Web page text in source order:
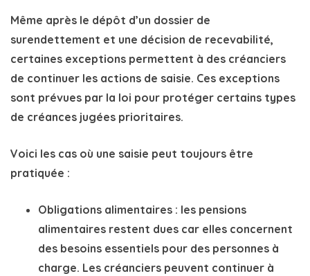
Même après le dépôt d’un dossier de
surendettement et une décision de recevabilité,
certaines exceptions permettent à des créanciers
de continuer les actions de saisie. Ces exceptions
sont prévues par la loi pour protéger certains types
de créances jugées prioritaires.
Voici les cas où une saisie peut toujours être
pratiquée :
Obligations alimentaires : les pensions
alimentaires restent dues car elles concernent
des besoins essentiels pour des personnes à
charge. Les créanciers peuvent continuer à